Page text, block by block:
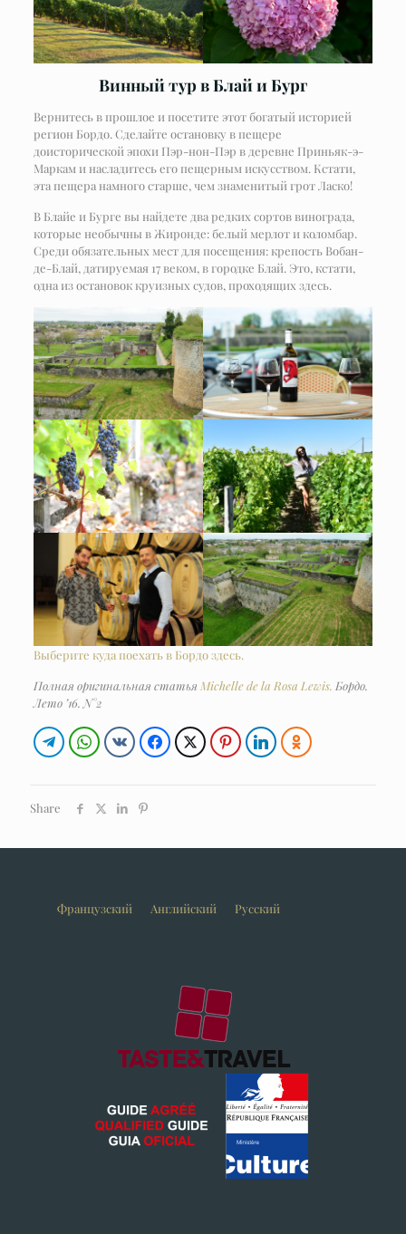
Винный тур в Блай и Бург
Вернитесь в прошлое и посетите этот богатый историей
регион Бордо. Сделайте остановку в пещере
доисторической эпохи Пэр-нон-Пэр в деревне Приньяк-э-
Маркам и насладитесь его пещерным искусством. Кстати,
эта пещера намного старше, чем знаменитый грот Ласко!
В Блайе и Бурге вы найдете два редких сортов винограда,
которые необычны в Жиронде: белый мерлот и коломбар.
Среди обязательных мест для посещения: крепость Вобан-
де-Блай, датируемая 17 веком, в городке Блай. Это, кстати,
одна из остановок круизных судов, проходящих здесь.
Выберите куда поехать в Бордо здесь.
Полная оригинальная статья Michelle de la Rosa Lewis. Бордо.
Лето ’16. N°2
Share
Французский Английский Русский